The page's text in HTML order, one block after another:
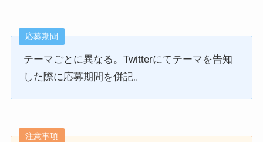
応募期間
テーマごとに異なる。Twitterにてテーマを告知
した際に応募期間を併記。
注意事項